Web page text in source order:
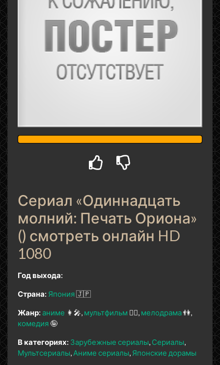
Сериал «Одиннадцать
молний: Печать Ориона»
() смотреть онлайн HD
1080
Год выхода:
Страна: Япония🇯🇵
Жанр: аниме 👩‍🎤 мультфильм 🧚‍♀️ мелодрама👫
комедия 🤪
В категориях: Зарубежные сериалы Сериалы
Мультсериалы Аниме сериалы Японские дорамы